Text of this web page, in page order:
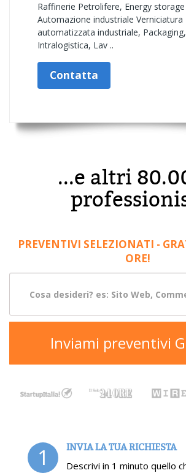
Raffinerie Petrolifere, Energy
Automazione industriale Verniciatura
automatizzata industriale, Packaging,
Intralogistica, Lav ..
Contatta
...e altri
PREVENTIVI SELEZIONATI -
ORE!
Inviami preventivi
1 INVIA LA TUA RICHIESTA
Descrivi in 1 minuto quello